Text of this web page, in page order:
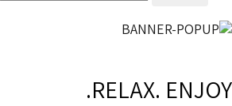
RELAX. ENJOY.